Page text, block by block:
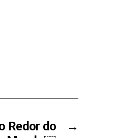
→
Redor do